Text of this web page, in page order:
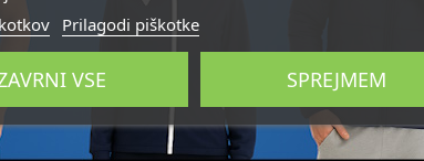
Pranje in nega artiklov
Prilagodi piškotke
VSE SPREJMEM